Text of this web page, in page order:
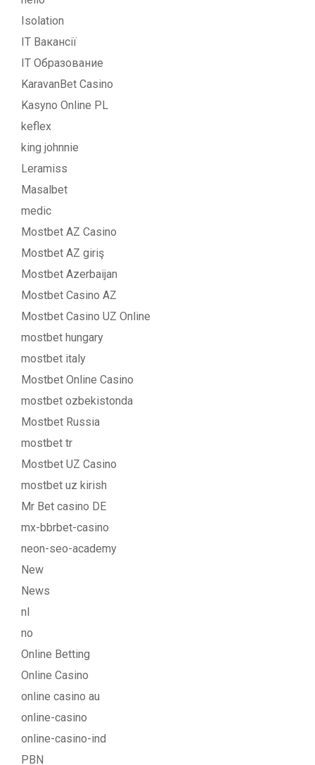
Isolation
IT Вакансії
IT Образование
KaravanBet Casino
Kasyno Online PL
keflex
king johnnie
Leramiss
Masalbet
medic
Mostbet AZ Casino
Mostbet AZ giriş
Mostbet Azerbaijan
Mostbet Casino AZ
Mostbet Casino UZ Online
mostbet hungary
mostbet italy
Mostbet Online Casino
mostbet ozbekistonda
Mostbet Russia
mostbet tr
Mostbet UZ Casino
mostbet uz kirish
Mr Bet casino DE
mx-bbrbet-casino
neon-seo-academy
New
News
nl
no
Online Betting
Online Casino
online casino au
online-casino
online-casino-ind
PBN